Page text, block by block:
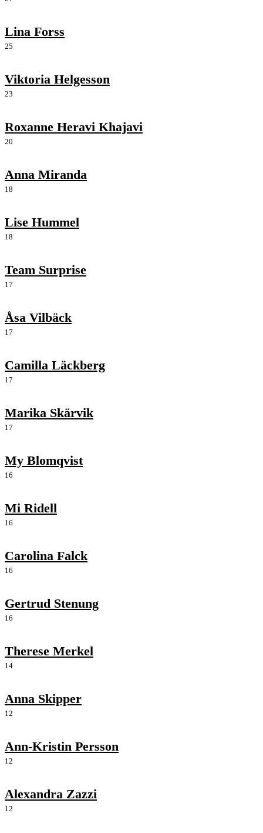
Lina Forss
25
Viktoria Helgesson
23
Roxanne Heravi Khajavi
20
Anna Miranda
18
Lise Hummel
18
Team Surprise
17
Åsa Vilbäck
17
Camilla Läckberg
17
Marika Skärvik
17
My Blomqvist
16
Mi Ridell
16
Carolina Falck
16
Gertrud Stenung
16
Therese Merkel
14
Anna Skipper
12
Ann-Kristin Persson
12
Alexandra Zazzi
12